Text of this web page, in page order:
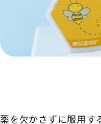
薬を欠かさずに服用す